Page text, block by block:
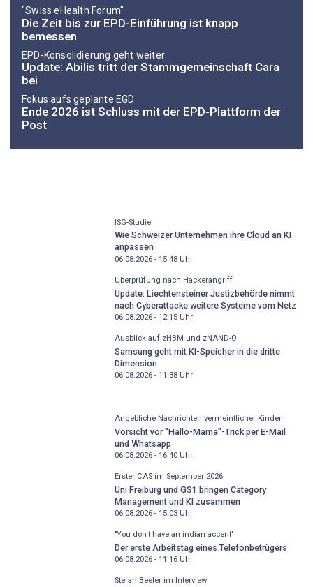
"Swiss eHealth Forum"
Die Zeit bis zur EPD-Einführung ist knapp
bemessen
EPD-Konsolidierung geht weiter
Update: Abilis tritt der Stammgemeinschaft Cara
bei
Fokus aufs geplante EGD
Ende 2026 ist Schluss mit der EPD-Plattform der
Post
ISG-Studie
Wie Schweizer Unternehmen ihre Cloud an KI
anpassen
06.08.2026 - 15:48Uhr
Überprüfung nach Hackerangriff
Update: Liechtensteiner Justizbehörde nimmt
nach Cyberattacke weitere Systeme vom Netz
06.08.2026 - 12:15Uhr
Ausblick auf zHBM und zNAND-O
Samsung geht mit KI-Speicher in die dritte
Dimension
06.08.2026 - 11:38Uhr
Angebliche Nachrichten vermeintlicher Kinder
Vorsicht vor "Hallo-Mama"-Trick per E-Mail
und Whatsapp
06.08.2026 - 16:40Uhr
Erster CAS im September 2026
Uni Freiburg und GS1 bringen Category
Management und KI zusammen
06.08.2026 - 15:03Uhr
"You don't have an indian accent"
Der erste Arbeitstag eines Telefonbetrügers
06.08.2026 - 11:16Uhr
Stefan Beeler im Interview